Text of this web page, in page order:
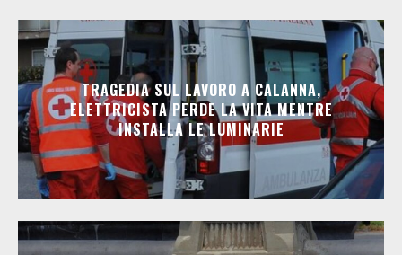
TRAGEDIA SUL LAVORO A CALANNA,
ELETTRICISTA PERDE LA VITA MENTRE
INSTALLA LE LUMINARIE